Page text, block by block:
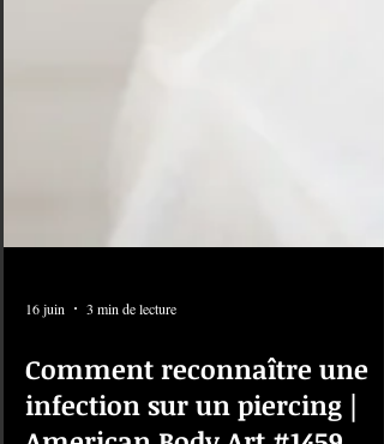
16 juin 3 min de lecture